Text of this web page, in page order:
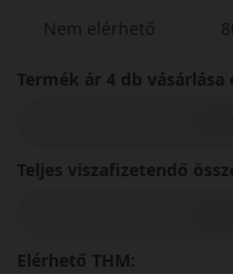
Nem elérhető
Termék ár 4 db vásárlása
Teljes viszafizetendő
Elérhető THM: